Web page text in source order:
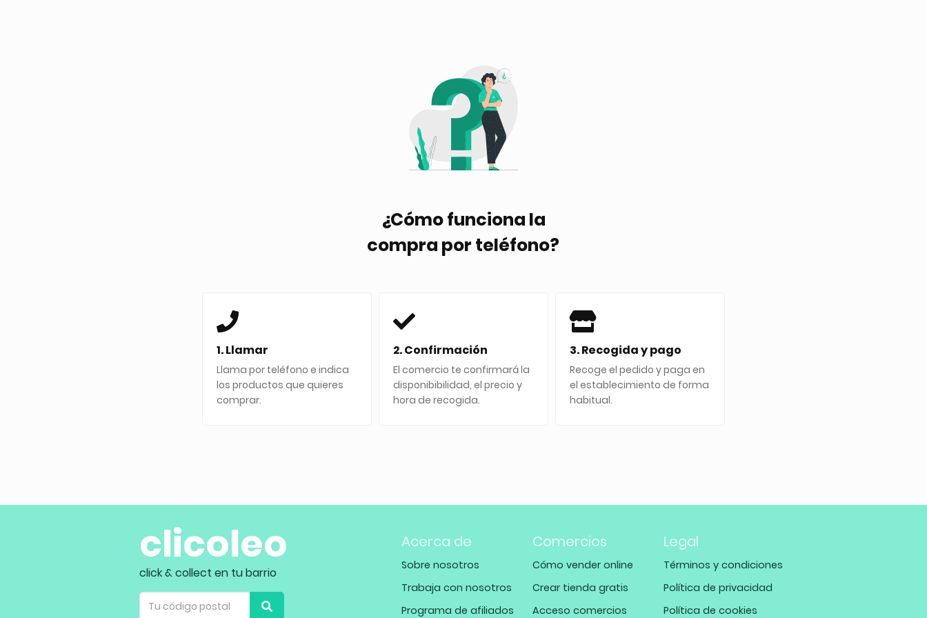
¿Cómo funciona la
compra por teléfono?
1. Llamar
Llama por teléfono e indica
los productos que quieres
comprar.
2. Confirmación
El comercio te confirmará la
disponibibilidad, el precio y
hora de recogida.
3. Recogida y pago
Recoge el pedido y paga en
el establecimiento de forma
habitual.
clicoleo
click & collect en tu barrio
Acerca de
Sobre nosotros
Trabaja con nosotros
Programa de afiliados
Comercios
Cómo vender online
Crear tienda gratis
Acceso comercios
Legal
Términos y condiciones
Política de privacidad
Política de cookies